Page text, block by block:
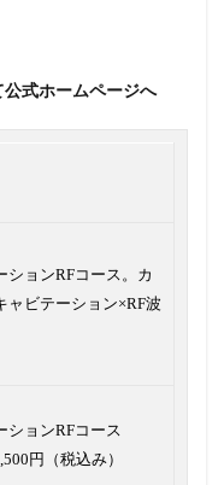
式ホームページへ
ションRFコース。カ
ャビテーション×RF波
ションRFコース
円（税込み）